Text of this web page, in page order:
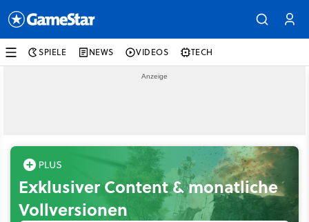
SPIELE NEWS VIDEOS TECH
Exklusiver Content & monatliche
Vollversionen